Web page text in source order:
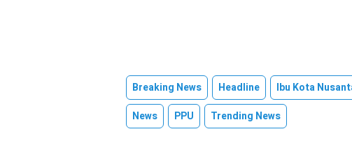
Breaking News Headline Ibu Kota
News
PPU Trending News